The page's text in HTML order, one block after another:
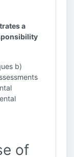
a
b)
of